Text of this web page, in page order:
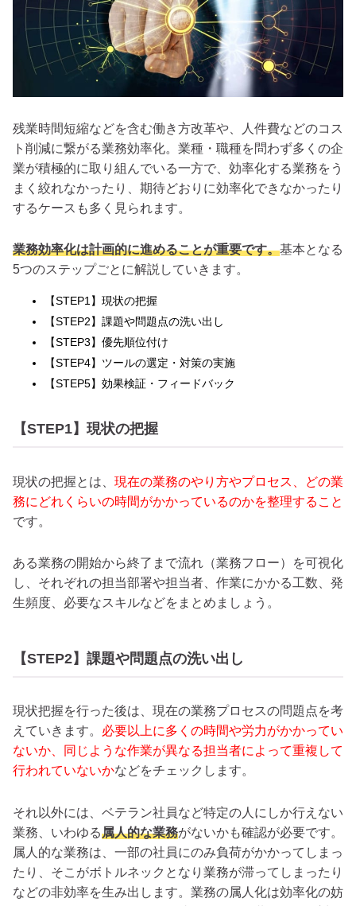
残業時間短縮などを含む働き方改革や、人件費などのコス
ト削減に繋がる業務効率化。業種・職種を問わず多くの企
業が積極的に取り組んでいる一方で、効率化する業務をう
まく絞れなかったり、期待どおりに効率化できなかったり
するケースも多く見られます。
業務効率化は計画的に進めることが重要です。基本となる
5つのステップごとに解説していきます。
【STEP1】現状の把握
【STEP2】課題や問題点の洗い出し
【STEP3】優先順位付け
【STEP4】ツールの選定・対策の実施
【STEP5】効果検証・フィードバック
【STEP1】現状の把握
現状の把握とは、 現在の業務のやり方やプロセス、どの業
務にどれくらいの時間がかかっているのかを整理すること
です。
ある業務の開始から終了まで流れ（業務フロー）を可視化
し、それぞれの担当部署や担当者、作業にかかる工数、発
生頻度、必要なスキルなどをまとめましょう。
【STEP2】課題や問題点の洗い出し
現状把握を行った後は、現在の業務プロセスの問題点を考
えていきます。 必要以上に多くの時間や労力がかかってい
ないか、同じような作業が異なる担当者によって重複して
行われていないかなどをチェックします。
それ以外には、ベテラン社員など特定の人にしか行えない
業務、いわゆる属人的な業務がないかも確認が必要です。
属人的な業務は、一部の社員にのみ負荷がかかってしまっ
たり、そこがボトルネックとなり業務が滞ってしまったり
などの非効率を生み出します。業務の属人化は効率化の妨